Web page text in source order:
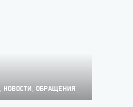
, НОВОСТИ , ОБРАЩЕНИЯ